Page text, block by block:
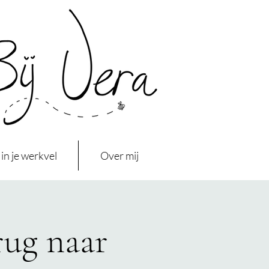
je werkvel Over mij
naar